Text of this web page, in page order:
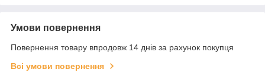
Умови повернення
Повернення товару впродовж 14 днів за рахунок покупця
Всі умови повернення